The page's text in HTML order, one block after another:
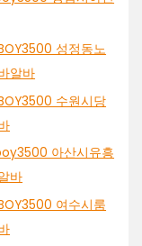
성정동노
알바
수원시당
아산시유흥
바
여수시룸